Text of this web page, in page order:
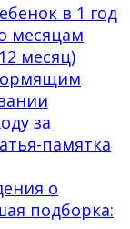
в 1 год
месяцам
месяц)
за
памятка
о
подборка: